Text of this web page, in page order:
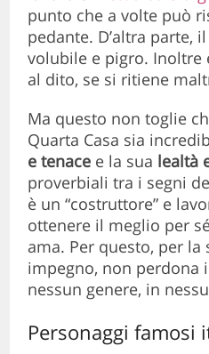
punto che a volte può
pedante. D’altra parte,
volubile e pigro. Inoltre
al dito, se si ritiene
Ma questo non toglie
Quarta Casa sia
e tenace e la sua lealtà
proverbiali tra i segni
è un “costruttore” e
ottenere il meglio per
ama. Per questo, per
impegno, non perdona
nessun genere, in
Personaggi famosi